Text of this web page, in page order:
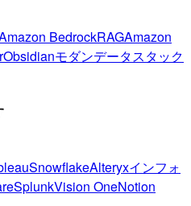
BedrockRAGAmazon
Obsidianモダンデータスタック
SnowflakeAlteryxインフォ
SplunkVision OneNotion